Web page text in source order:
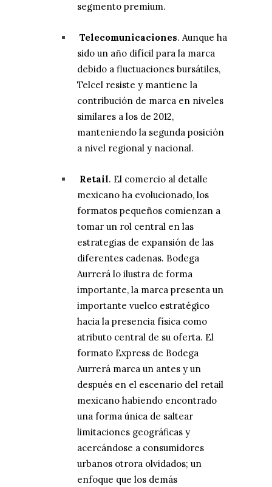
segmento premium.
Telecomunicaciones. Aunque ha
sido un año difícil para la marca
debido a fluctuaciones bursátiles,
Telcel resiste y mantiene la
contribución de marca en niveles
similares a los de 2012,
manteniendo la segunda posición
a nivel regional y nacional.
Retail. El comercio al detalle
mexicano ha evolucionado, los
formatos pequeños comienzan a
tomar un rol central en las
estrategias de expansión de las
diferentes cadenas. Bodega
Aurrerá lo ilustra de forma
importante, la marca presenta un
importante vuelco estratégico
hacia la presencia física como
atributo central de su oferta. El
formato Express de Bodega
Aurrerá marca un antes y un
después en el escenario del retail
mexicano habiendo encontrado
una forma única de saltear
limitaciones geográficas y
acercándose a consumidores
urbanos otrora olvidados; un
enfoque que los demás